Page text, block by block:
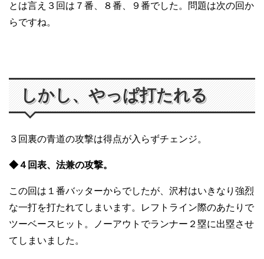
とは言え３回は７番、８番、９番でした。問題は次の回か
らですね。
しかし、やっぱ打たれる
３回裏の青道の攻撃は得点が入らずチェンジ。
◆４回表、法兼の攻撃。
この回は１番バッターからでしたが、沢村はいきなり強烈
な一打を打たれてしまいます。レフトライン際のあたりで
ツーベースヒット。ノーアウトでランナー２塁に出塁させ
てしまいました。